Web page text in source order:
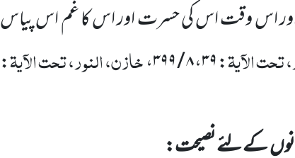
اور اس وقت اس کی حسرت اور اس کا غم اس پیاس
تحت الآیۃ:۳۹،۸ / ۳۹۹ ،خازن، النور، تحت الآیۃ:
کے لئے نصیحت: